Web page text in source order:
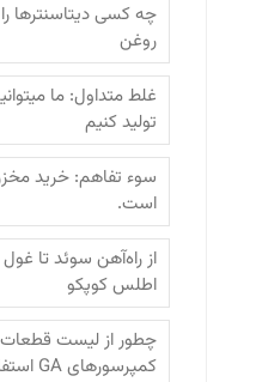
چه کسی دیتاسنترها
روغن
غلط متداول: ما
تولید کنیم
سوء تفاهم: خرید
است.
از راه‌آهن سوئد تا
اطلس کوپکو
چطور از لیست
کمپرسورهای GA استفاده کنیم؟